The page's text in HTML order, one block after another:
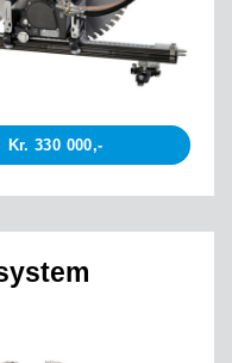
Kr. 330 000,-